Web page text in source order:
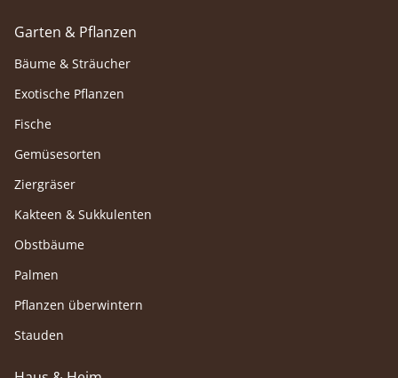
Garten & Pflanzen
Bäume & Sträucher
Exotische Pflanzen
Fische
Gemüsesorten
Ziergräser
Kakteen & Sukkulenten
Obstbäume
Palmen
Pflanzen überwintern
Stauden